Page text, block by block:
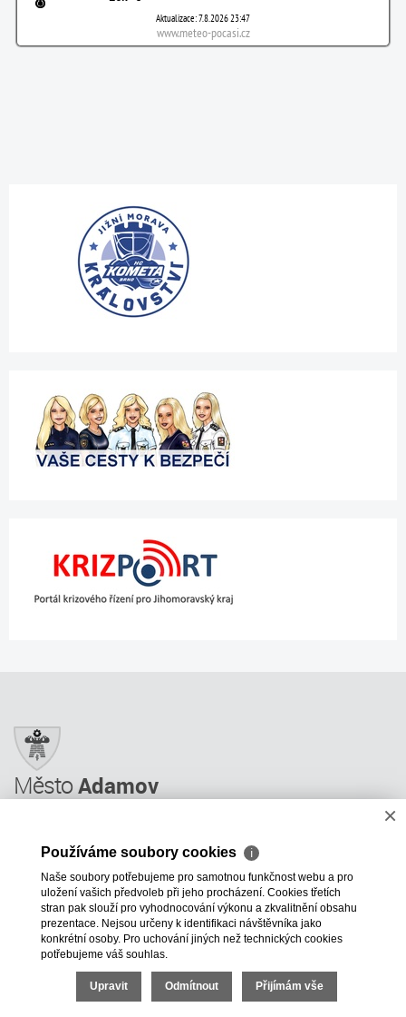
MěstoAdamov
Úřední deska
Informace
Odkazy a rady
ÚP GIS MAPY
+420 516 499 620 mesto@adamov.cz
×
Používáme soubory cookies ℹ
Naše soubory potřebujeme pro samotnou funkčnost webu a pro
uložení vašich předvoleb při jeho procházení. Cookies třetích
stran pak slouží pro vyhodnocování výkonu a zkvalitnění obsahu
prezentace. Nejsou určeny k identifikaci návštěvníka jako
konkrétní osoby. Pro uchování jiných než technických cookies
potřebujeme váš souhlas.
Upravit Odmítnout Přijímám vše